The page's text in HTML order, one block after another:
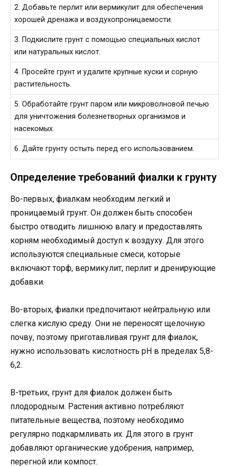
2. Добавьте перлит или вермикулит для обеспечения
хорошей дренажа и воздухопроницаемости.
3. Подкислите грунт с помощью специальных кислот
или натуральных кислот.
4. Просейте грунт и удалите крупные куски и сорную
растительность.
5. Обработайте грунт паром или микроволновой печью
для уничтожения болезнетворных организмов и
насекомых.
6. Дайте грунту остыть перед его использованием.
Определение требований фиалки к грунту
Во-первых, фиалкам необходим легкий и
проницаемый грунт. Он должен быть способен
быстро отводить лишнюю влагу и предоставлять
корням необходимый доступ к воздуху. Для этого
используются специальные смеси, которые
включают торф, вермикулит, перлит и дренирующие
добавки.
Во-вторых, фиалки предпочитают нейтральную или
слегка кислую среду. Они не переносят щелочную
почву, поэтому приготавливая грунт для фиалок,
нужно использовать кислотность рН в пределах 5,8-
6,2.
В-третьих, грунт для фиалок должен быть
плодородным. Растения активно потребляют
питательные вещества, поэтому необходимо
регулярно подкармливать их. Для этого в грунт
добавляют органические удобрения, например,
перегной или компост.